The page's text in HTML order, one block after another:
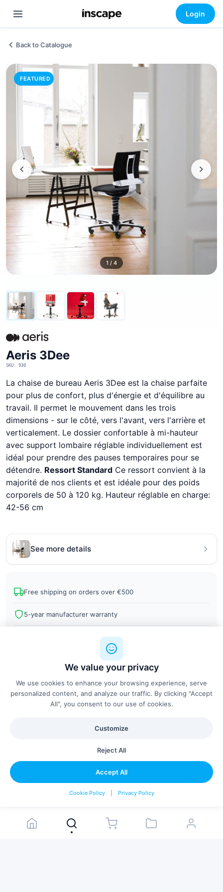
Login
Back to Catalogue
FEATURED
1 / 4
Aeris 3Dee
SKU: 930
La chaise de bureau Aeris 3Dee est la chaise parfaite
pour plus de confort, plus d'énergie et d'équilibre au
travail. Il permet le mouvement dans les trois
dimensions - sur le côté, vers l'avant, vers l'arrière et
verticalement. Le dossier confortable à mi-hauteur
avec support lombaire réglable individuellement est
idéal pour prendre des pauses temporaires pour se
détendre. Ressort Standard Ce ressort convient à la
majorité de nos clients et est idéale pour des poids
corporels de 50 à 120 kg. Hauteur réglable en charge:
42-56 cm
Configure & Add
See more details
Free shipping on orders over €500
5-year manufacturer warranty
Professional installation available
Similar Products
We value your privacy
We use cookies to enhance your browsing experience, serve
personalized content, and analyze our traffic. By clicking "Accept
All", you consent to our use of cookies.
Customize
Reject All
Accept All
Cookie Policy Privacy Policy